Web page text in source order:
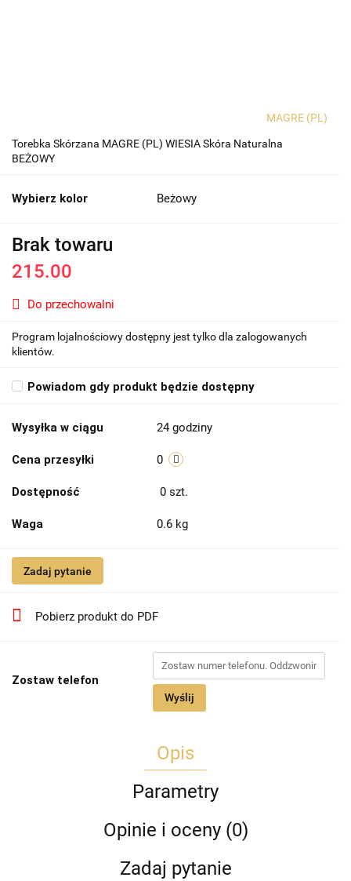
MAGRE (PL)
Torebka Skórzana MAGRE (PL) WIESIA Skóra Naturalna
BEŻOWY
Wybierz kolor Beżowy
Brak towaru
215.00
Do przechowalni
Program lojalnościowy dostępny jest tylko dla zalogowanych
klientów.
Powiadom gdy produkt będzie dostępny
Wysyłka w ciągu 24 godziny
Cena przesyłki 0
Dostępność 0 szt.
Waga 0.6 kg
Zadaj pytanie
Pobierz produkt do PDF
Zostaw telefon
Wyślij
Opis
Parametry
Opinie i oceny (0)
Zadaj pytanie